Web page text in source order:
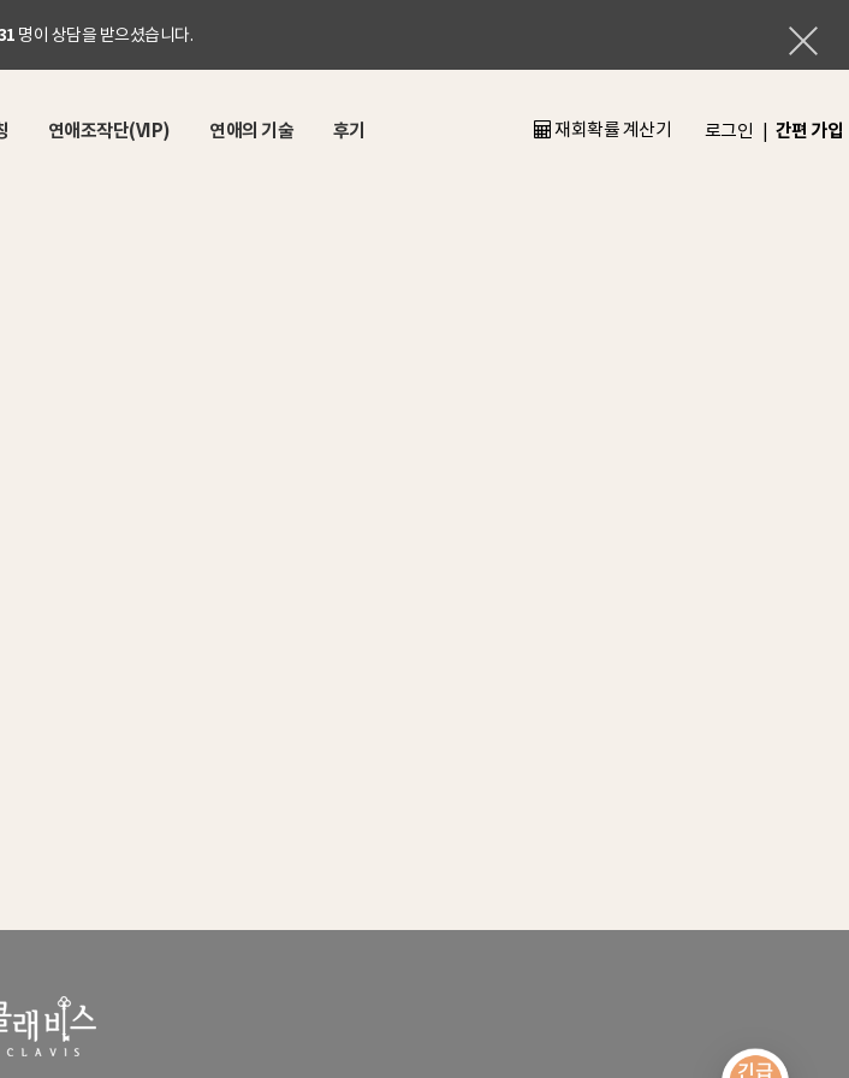
명이 상담을 받으셨습니다.
재회확률 계산기 로그인 간편 가입
연애조작단(VIP) 연애의 기술 후기